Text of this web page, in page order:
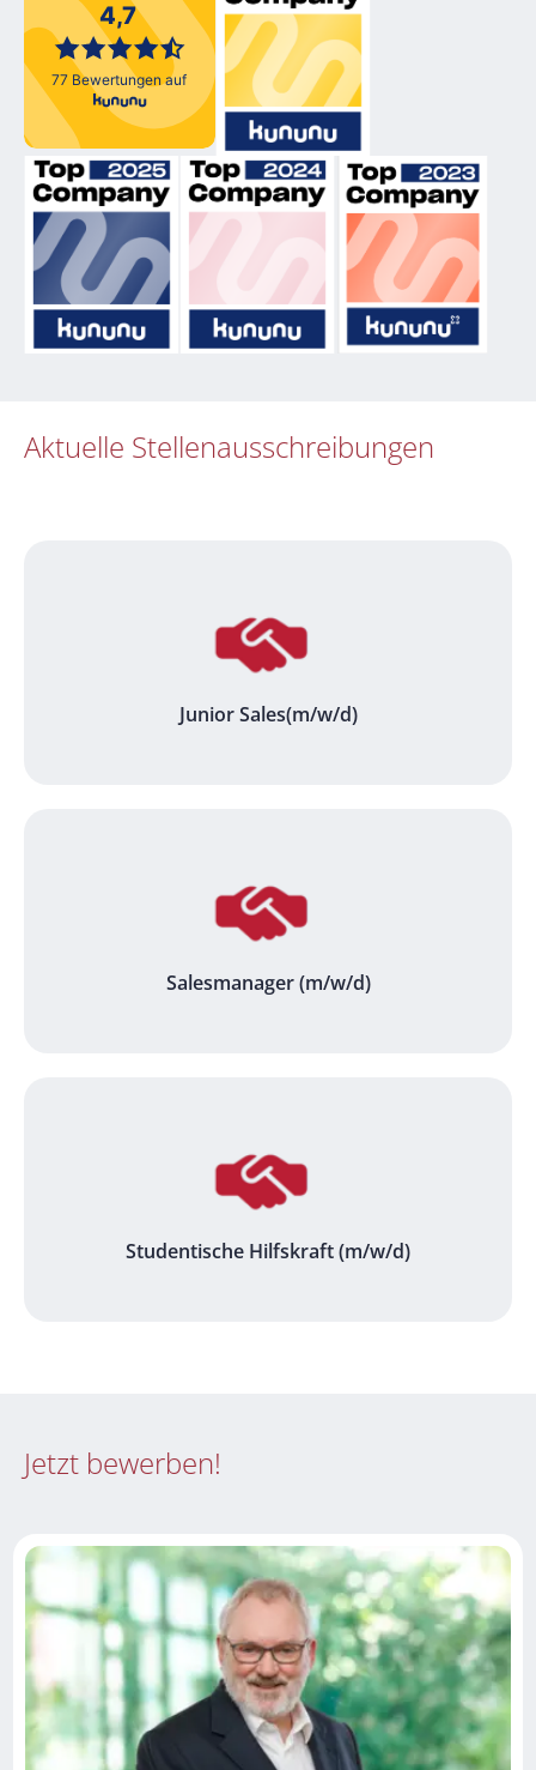
Aktuelle Stellenausschreibungen
Junior Sales(m/w/d)
Salesmanager (m/w/d)
Studentische Hilfskraft (m/w/d)
Jetzt bewerben!